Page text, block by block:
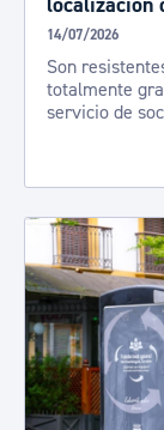
14/07/2026
Son
totalmente
servicio de